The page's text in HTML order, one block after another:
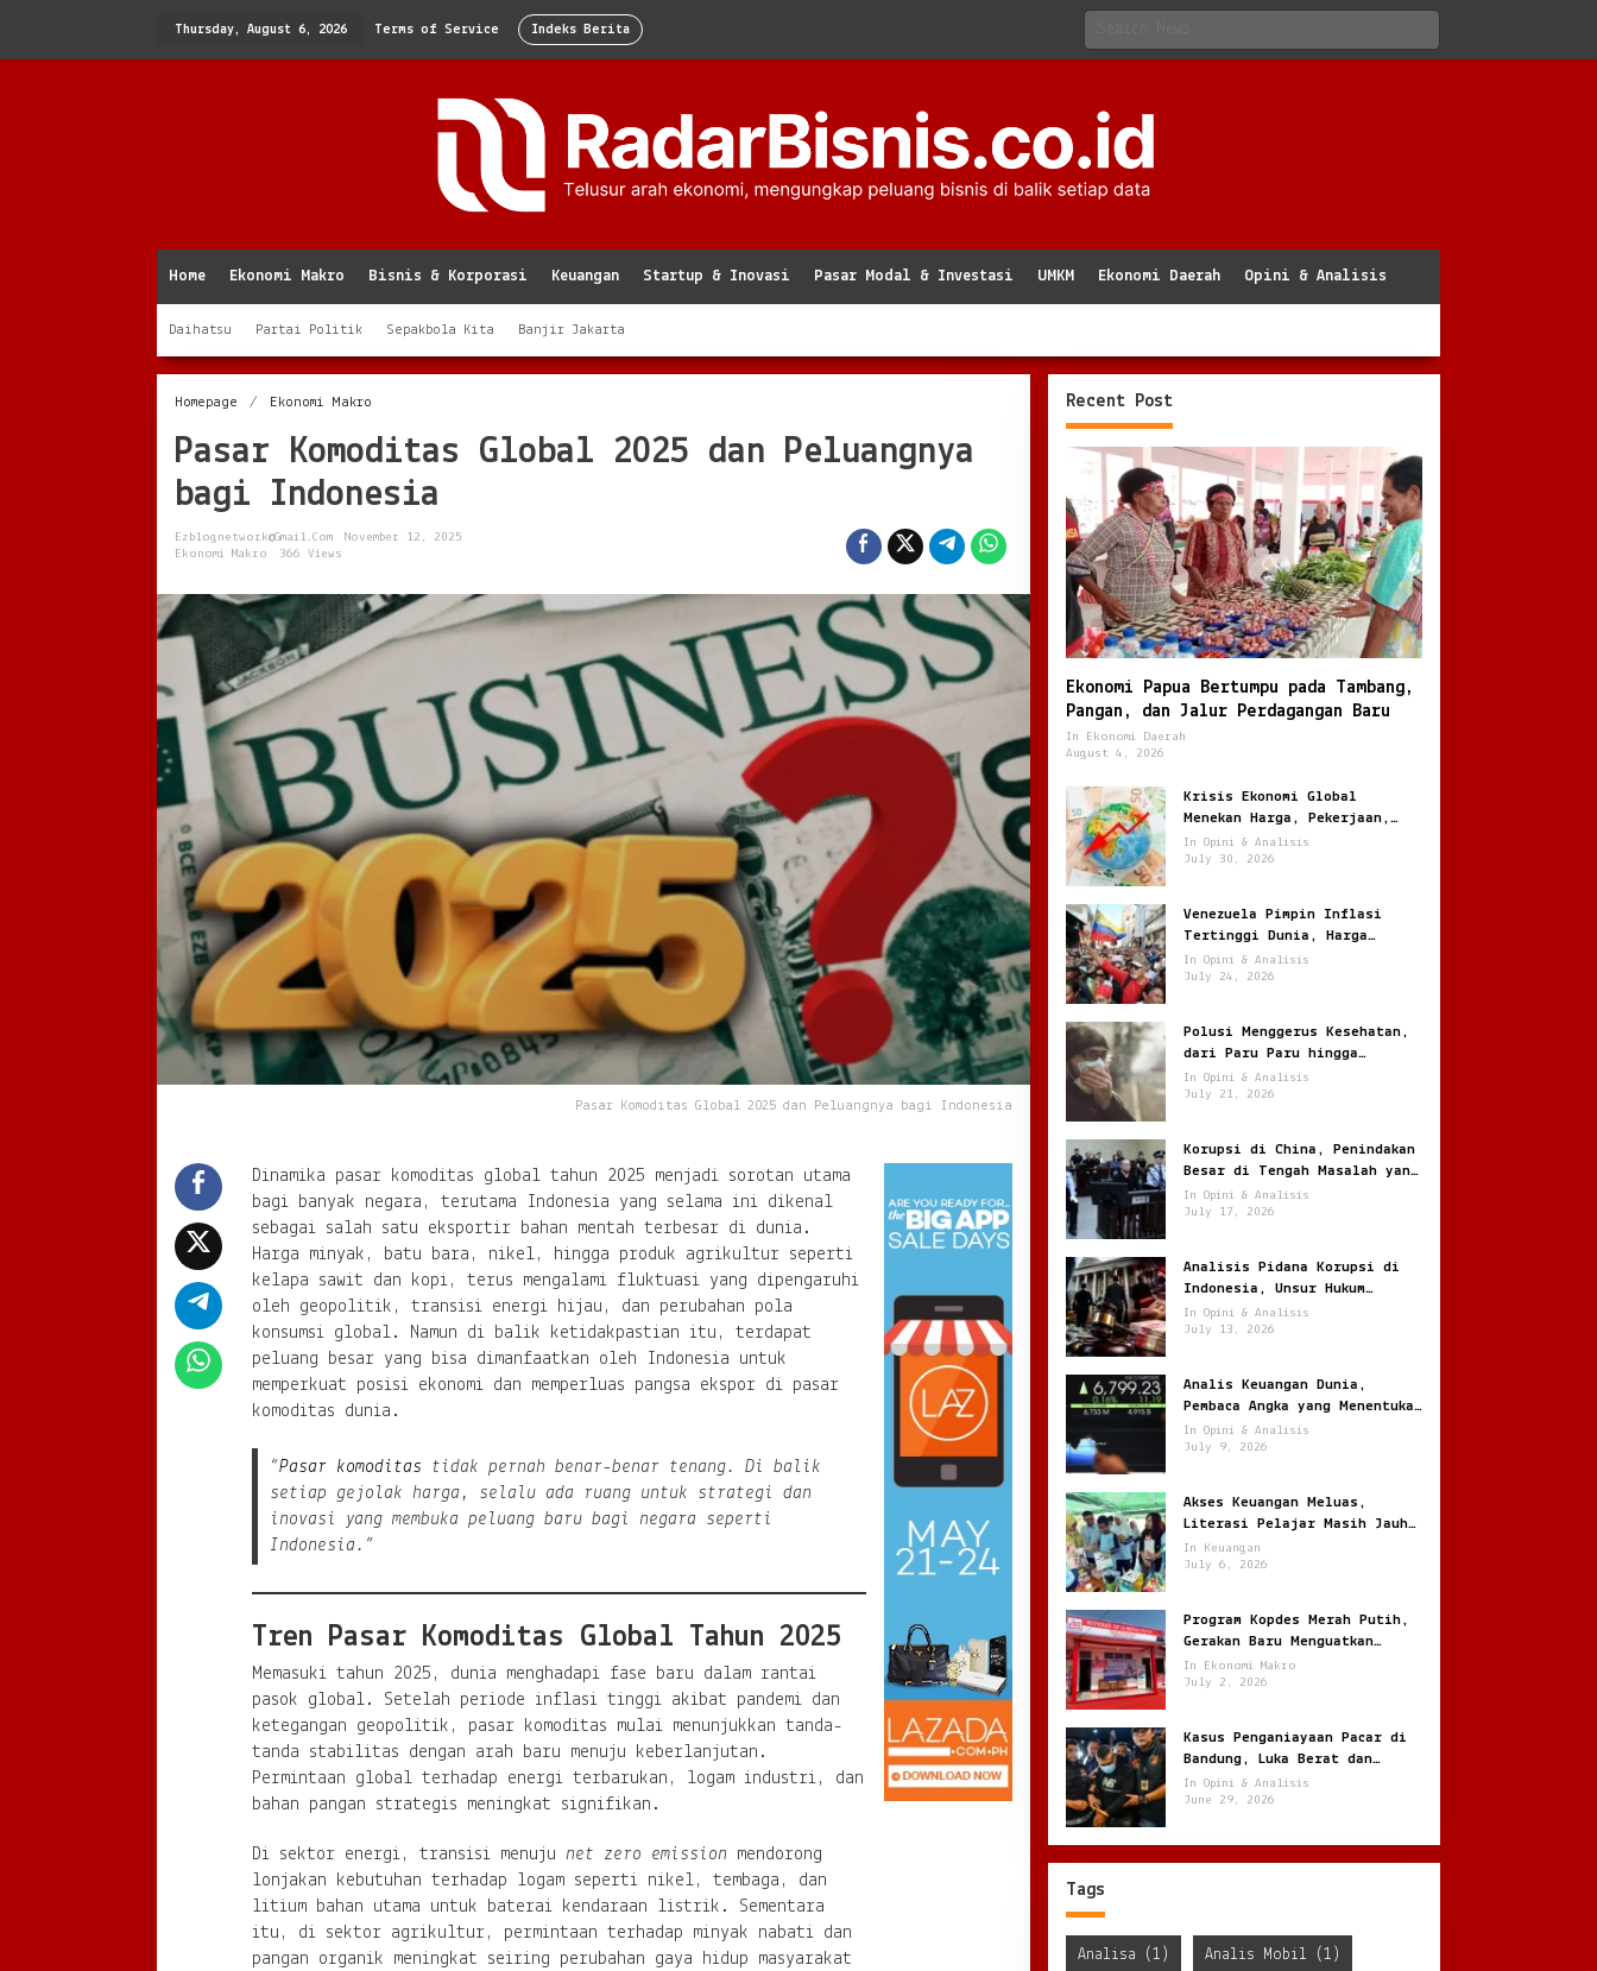
Thursday, August 6, 2026 Terms of Service Indeks Berita
Home Ekonomi Makro Bisnis & Korporasi Keuangan Startup & Inovasi Pasar Modal & Investasi UMKM Ekonomi Daerah Opini & Analisis
Daihatsu Partai Politik Sepakbola Kita Banjir Jakarta
Homepage / Ekonomi Makro
Global
2025
dan
Peluangnya
bagi
Pasar Komoditas Global 2025 dan Peluangnya
bagi Indonesia
Ezblognetwork@gmail.com
November 12, 2025
Ekonomi Makro
366 Views
Pasar Komoditas Global 2025 dan Peluangnya bagi Indonesia
Dinamika pasar komoditas global tahun 2025 menjadi sorotan utama
bagi banyak negara, terutama Indonesia yang selama ini dikenal
sebagai salah satu eksportir bahan mentah terbesar di dunia.
Harga minyak, batu bara, nikel, hingga produk agrikultur seperti
kelapa sawit dan kopi, terus mengalami fluktuasi yang dipengaruhi
oleh geopolitik, transisi energi hijau, dan perubahan pola
konsumsi global. Namun di balik ketidakpastian itu, terdapat
peluang besar yang bisa dimanfaatkan oleh Indonesia untuk
memperkuat posisi ekonomi dan memperluas pangsa ekspor di pasar
komoditas dunia.
“Pasar komoditas tidak pernah benar-benar tenang. Di balik
setiap gejolak harga, selalu ada ruang untuk strategi dan
inovasi yang membuka peluang baru bagi negara seperti
Indonesia.”
Tren Pasar Komoditas Global Tahun 2025
Memasuki tahun 2025, dunia menghadapi fase baru dalam rantai
pasok global. Setelah periode inflasi tinggi akibat pandemi dan
ketegangan geopolitik, pasar komoditas mulai menunjukkan tanda-
tanda stabilitas dengan arah baru menuju keberlanjutan.
Permintaan global terhadap energi terbarukan, logam industri, dan
bahan pangan strategis meningkat signifikan.
Di sektor energi, transisi menuju net zero emission mendorong
lonjakan kebutuhan terhadap logam seperti nikel, tembaga, dan
litium bahan utama untuk baterai kendaraan listrik. Sementara
itu, di sektor agrikultur, permintaan terhadap minyak nabati dan
pangan organik meningkat seiring perubahan gaya hidup masyarakat
Recent Post
Ekonomi Papua Bertumpu pada Tambang,
Pangan, dan Jalur Perdagangan Baru
In Ekonomi Daerah
August 4, 2026
Krisis Ekonomi Global
Menekan Harga, Pekerjaan,
dan Daya Beli Masyarakat
In Opini & Analisis
July 30, 2026
Venezuela Pimpin Inflasi
Tertinggi Dunia, Harga
Melonjak Ratusan Persen
In Opini & Analisis
July 24, 2026
Polusi Menggerus Kesehatan,
dari Paru Paru hingga
Jantung
In Opini & Analisis
July 21, 2026
Korupsi di China, Penindakan
Besar di Tengah Masalah yang
Terus Berulang
In Opini & Analisis
July 17, 2026
Analisis Pidana Korupsi di
Indonesia, Unsur Hukum
hingga Pemulihan Aset
In Opini & Analisis
July 13, 2026
Analis Keuangan Dunia,
Pembaca Angka yang Menentukan
Arah Pasar Global
In Opini & Analisis
July 9, 2026
Akses Keuangan Meluas,
Literasi Pelajar Masih Jauh
Tertinggal
In Keuangan
July 6, 2026
Program Kopdes Merah Putih,
Gerakan Baru Menguatkan
Ekonomi Desa dari Akar Rumput
In Ekonomi Makro
July 2, 2026
Kasus Penganiayaan Pacar di
Bandung, Luka Berat dan
Penyekapan !
In Opini & Analisis
June 29, 2026
Tags
Analisa (1) Analis Mobil (1)